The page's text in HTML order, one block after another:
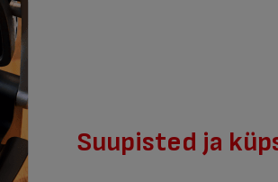
Suupisted ja